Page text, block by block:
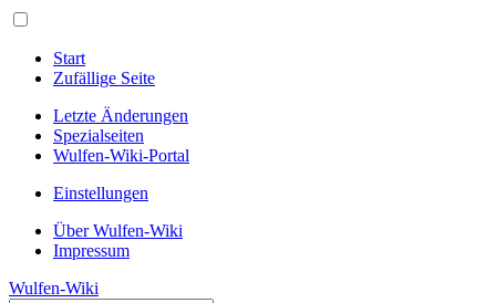
Start
Zufällige Seite
Letzte Änderungen
Spezialseiten
Wulfen-Wiki-Portal
Einstellungen
Über Wulfen-Wiki
Impressum
Wulfen-Wiki